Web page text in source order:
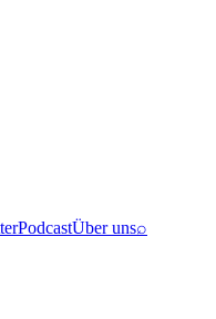
PodcastÜber uns⌕